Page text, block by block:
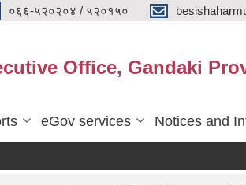
०६६-५२०२०४ / ५२०१५०
Office, Gandaki
eGov services Notices and